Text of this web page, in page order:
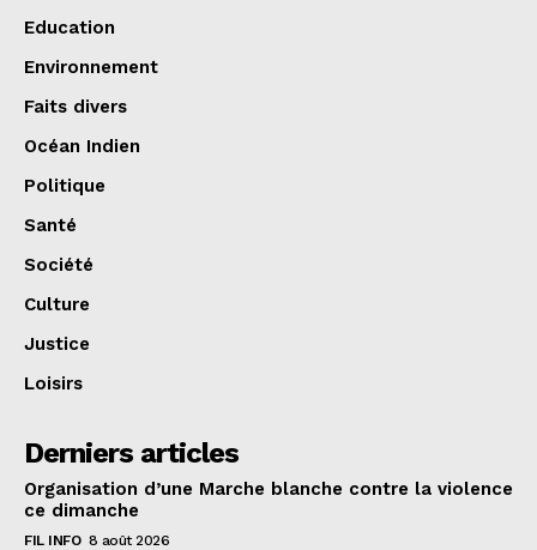
Education
Environnement
Faits divers
Océan Indien
Politique
Santé
Société
Culture
Justice
Loisirs
Derniers articles
Organisation d’une Marche blanche contre la violence
ce dimanche
FIL INFO 8 août 2026